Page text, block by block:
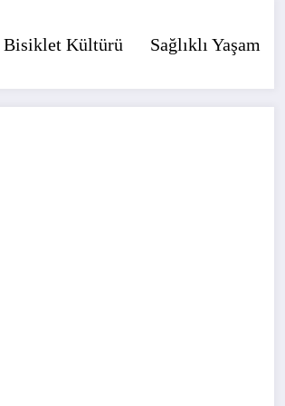
Bisiklet Kültürü Sağlıklı Yaşam